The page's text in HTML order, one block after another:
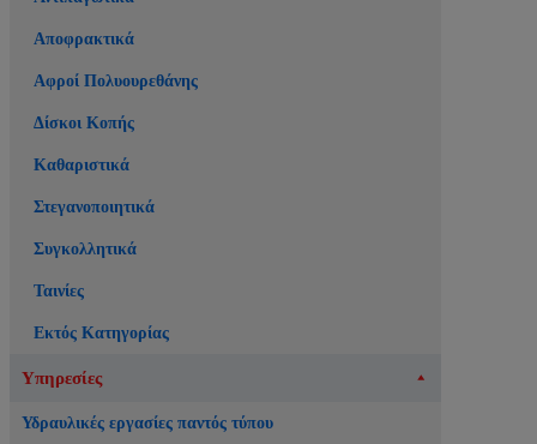
Αποφρακτικά
Αφροί Πολυουρεθάνης
Δίσκοι Κοπής
Καθαριστικά
Στεγανοποιητικά
Συγκολλητικά
Ταινίες
Εκτός Κατηγορίας
Υπηρεσίες
Υδραυλικές εργασίες παντός τύπου